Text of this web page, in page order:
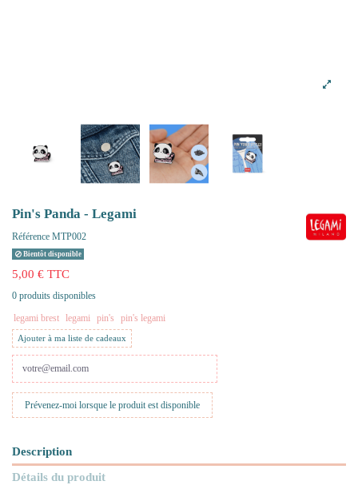
Pin's Panda - Legami
Référence MTP002
Bientôt disponible
5,00 € TTC
0 produits disponibles
legami brest legami pin's pin's legami
Ajouter à ma liste de cadeaux
Description
Détails du produit